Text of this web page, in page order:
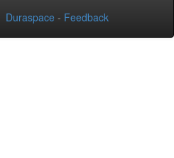
Duraspace - Feedback